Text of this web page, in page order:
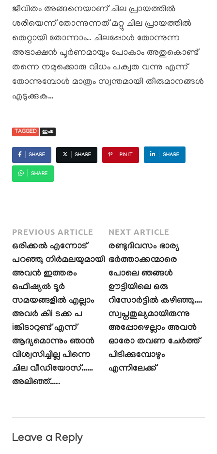
ജീവിതം അങ്ങനെയാണ് ചില പ്രായത്തിൽ
ശരിയെന്ന് തോന്നുന്നത് മറ്റു ചില പ്രായത്തിൽ
തെറ്റായി തോന്നാം.. ചിലപ്പോൾ തോന്നുന്ന
അട്രാക്ഷൻ പൂർണമായും പോകാം അതുകൊണ്ട്
തന്നെ നമുക്കൊരു വിധം പക്വത വന്നു എന്ന്
തോന്നുമ്പോൾ മാത്രം സ്വന്തമായി തീരുമാനങ്ങൾ
എടുക്കുക…
TAGGED ഇഷ
SHARE SHARE PIN IT SHARE
SHARE
PREVIOUS ARTICLE
ഒരിക്കൽ എന്നോട്
പറഞ്ഞു നിർമലയുമായി
അവൻ ഇത്തരം
ഒഫീഷ്യൽ ടൂർ
സമയങ്ങളിൽ എല്ലാം
അവർ കിi ടക്ക പ
iങ്കിടാറുണ്ട് എന്ന്
ആദ്യമൊന്നും ഞാൻ
വിശ്വസിച്ചില്ല പിന്നെ
ചില വീഡിയോസ്……
NEXT ARTICLE
രണ്ടുദിവസം ഭാര്യ
ഭർത്താക്കന്മാരെ
പോലെ ഞങ്ങൾ
ഊട്ടിയിലെ ഒരു
റിസോർട്ടിൽ കഴിഞ്ഞു….
സ്വപ്നതുല്യമായിരുന്നു
അപ്പോഴെല്ലാം അവൻ
ഓരോ തവണ ചേർത്ത്
പിടിക്കുമ്പോഴും
എന്നിലേക്ക്
അലിഞ്ഞ്…..
Leave a Reply